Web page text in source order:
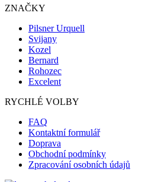
ZNAČKY
Pilsner Urquell
Svijany
Kozel
Bernard
Rohozec
Excelent
RYCHLÉ VOLBY
FAQ
Kontaktní formulář
Doprava
Obchodní podmínky
Zpracování osobních údajů